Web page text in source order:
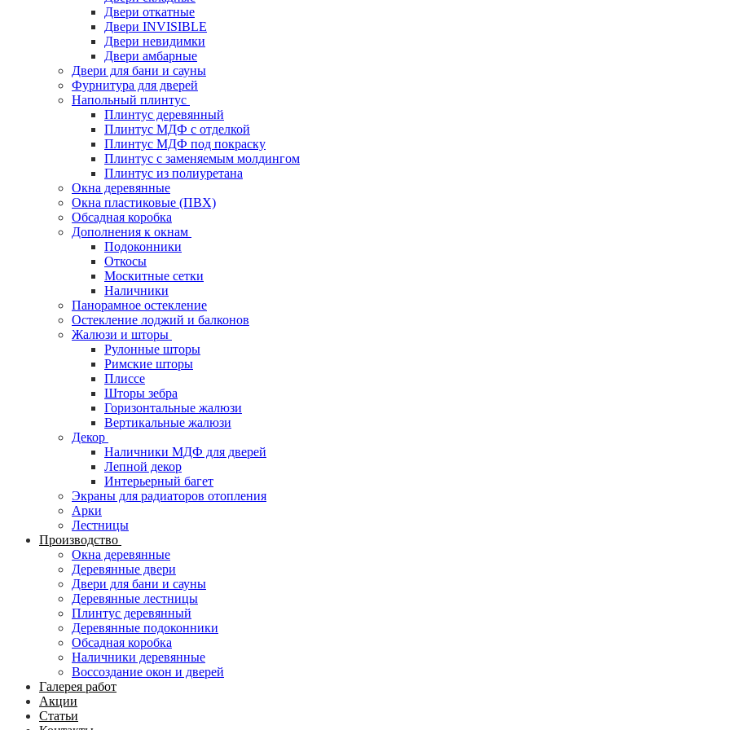
Двери откатные
Двери INVISIBLE
Двери невидимки
Двери амбарные
Двери для бани и сауны
Фурнитура для дверей
Напольный плинтус
Плинтус деревянный
Плинтус МДФ с отделкой
Плинтус МДФ под покраску
Плинтус с заменяемым молдингом
Плинтус из полиуретана
Окна деревянные
Окна пластиковые (ПВХ)
Обсадная коробка
Дополнения к окнам
Подоконники
Откосы
Москитные сетки
Наличники
Панорамное остекление
Остекление лоджий и балконов
Жалюзи и шторы
Рулонные шторы
Римские шторы
Плиссе
Шторы зебра
Горизонтальные жалюзи
Вертикальные жалюзи
Декор
Наличники МДФ для дверей
Лепной декор
Интерьерный багет
Экраны для радиаторов отопления
Арки
Лестницы
Производство
Окна деревянные
Деревянные двери
Двери для бани и сауны
Деревянные лестницы
Плинтус деревянный
Деревянные подоконники
Обсадная коробка
Наличники деревянные
Воссоздание окон и дверей
Галерея работ
Акции
Статьи